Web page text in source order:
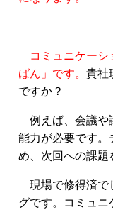
コミュニケーシ
ばん」です。貴社
ですか？
例えば、会議や
能力が必要です。
め、次回への課題
現場で修得済で
グです。コミュニ